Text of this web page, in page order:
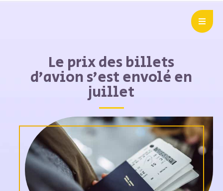
Le prix des billets
d’avion s’est envolé en
juillet